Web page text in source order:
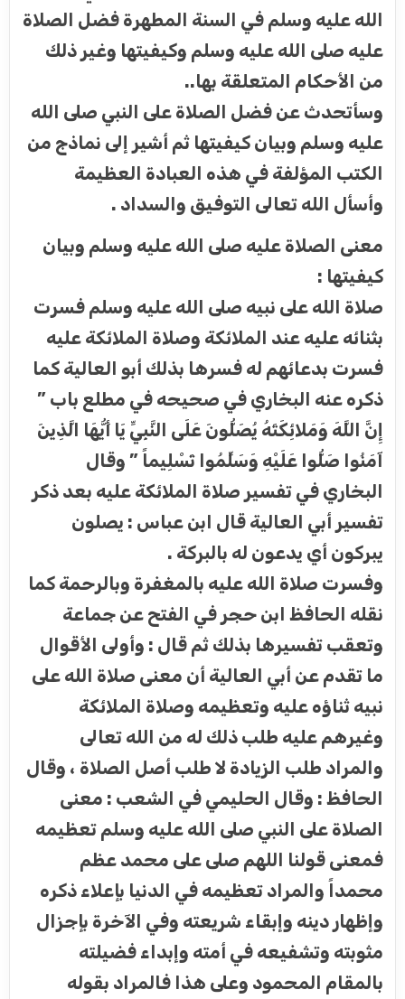
الله عليه وسلم في السنة المطهرة فضل الصلاة
عليه صلى الله عليه وسلم وكيفيتها وغير ذلك
من الأحكام المتعلقة بها..
وسأتحدث عن فضل الصلاة على النبي صلى الله
عليه وسلم وبيان كيفيتها ثم أشير إلى نماذج من
الكتب المؤلفة في هذه العبادة العظيمة
وأسأل الله تعالى التوفيق والسداد .
معنى الصلاة عليه صلى الله عليه وسلم وبيان
كيفيتها :
صلاة الله على نبيه صلى الله عليه وسلم فسرت
بثنائه عليه عند الملائكة وصلاة الملائكة عليه
فسرت بدعائهم له فسرها بذلك أبو العالية كما
ذكره عنه البخاري في صحيحه في مطلع باب ”
إِنَّ اللَّهَ وَمَلائِكَتَهُ يُصَلُّونَ عَلَى النَّبِيِّ يَا أَيُّهَا الَّذِينَ
آمَنُوا صَلُّوا عَلَيْهِ وَسَلِّمُوا تَسْلِيماً ” وقال
البخاري في تفسير صلاة الملائكة عليه بعد ذكر
تفسير أبي العالية قال ابن عباس : يصلون
يبركون أي يدعون له بالبركة .
وفسرت صلاة الله عليه بالمغفرة وبالرحمة كما
نقله الحافظ ابن حجر في الفتح عن جماعة
وتعقب تفسيرها بذلك ثم قال : وأولى الأقوال
ما تقدم عن أبي العالية أن معنى صلاة الله على
نبيه ثناؤه عليه وتعظيمه وصلاة الملائكة
وغيرهم عليه طلب ذلك له من الله تعالى
والمراد طلب الزيادة لا طلب أصل الصلاة ، وقال
الحافظ : وقال الحليمي في الشعب : معنى
الصلاة على النبي صلى الله عليه وسلم تعظيمه
فمعنى قولنا اللهم صلى على محمد عظم
محمداً والمراد تعظيمه في الدنيا بإعلاء ذكره
وإظهار دينه وإبقاء شريعته وفي الآخرة بإجزال
مثوبته وتشفيعه في أمته وإبداء فضيلته
بالمقام المحمود وعلى هذا فالمراد بقوله